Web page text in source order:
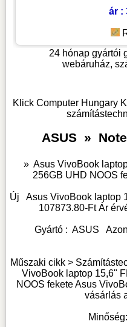
ár :
24 hónap gyártói
webáruház,
Klick Computer Hungary
ASUS»
» Asus VivoBook
256GB UHD NOOS
ÚjAsus VivoBook laptop
107873.80-Ft Ár
Gyártó :ASUS
Műszaki cikk >
VivoBook laptop 15,6"
NOOS fekete Asus
vásárlás
Minőség: